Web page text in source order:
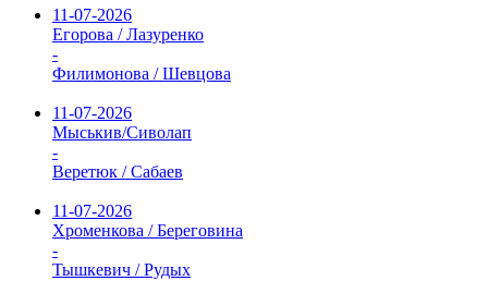
11-07-2026
Егорова / Лазуренко
-
Филимонова / Шевцова
11-07-2026
Мыськив/Сиволап
-
Веретюк / Сабаев
11-07-2026
Хроменкова / Береговина
-
Тышкевич / Рудых